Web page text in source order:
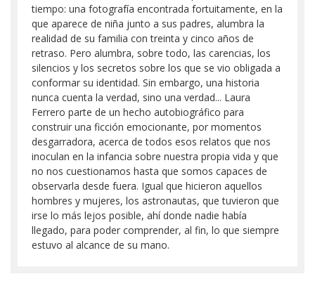
tiempo: una fotografía encontrada fortuitamente, en la
que aparece de niña junto a sus padres, alumbra la
realidad de su familia con treinta y cinco años de
retraso. Pero alumbra, sobre todo, las carencias, los
silencios y los secretos sobre los que se vio obligada a
conformar su identidad. Sin embargo, una historia
nunca cuenta la verdad, sino una verdad... Laura
Ferrero parte de un hecho autobiográfico para
construir una ficción emocionante, por momentos
desgarradora, acerca de todos esos relatos que nos
inoculan en la infancia sobre nuestra propia vida y que
no nos cuestionamos hasta que somos capaces de
observarla desde fuera. Igual que hicieron aquellos
hombres y mujeres, los astronautas, que tuvieron que
irse lo más lejos posible, ahí donde nadie había
llegado, para poder comprender, al fin, lo que siempre
estuvo al alcance de su mano.